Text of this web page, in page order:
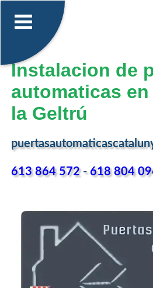
Instalacion de
automaticas
la Geltrú
613 864 572-618 804